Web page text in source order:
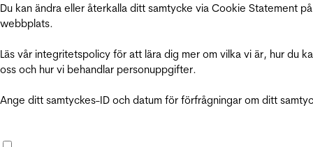
Du kan ändra eller återkalla ditt samtycke via Cookie Statement
webbplats.
Läs vår integritetspolicy för att lära dig mer om vilka vi är, hur du
oss och hur vi behandlar personuppgifter.
Ange ditt samtyckes-ID och datum för förfrågningar om ditt